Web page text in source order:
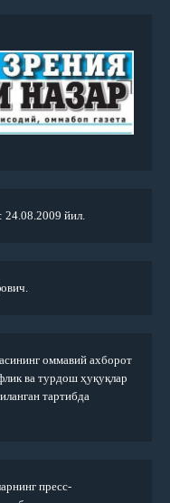
йил.
оммавий ахборот
ва турдош ҳуқуқлар
тартибда
пресс-